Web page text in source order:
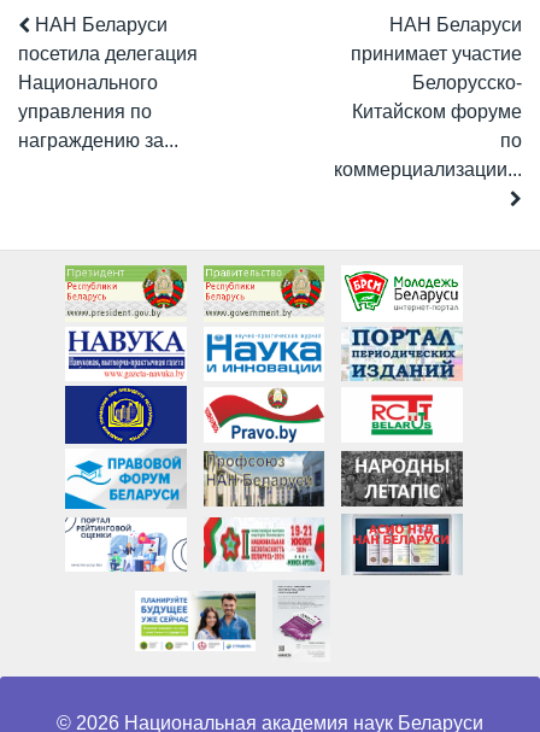
НАН Беларуси
посетила делегация
Национального
управления по
награждению за...
НАН Беларуси
принимает участие
Белорусско-
Китайском форуме
по
коммерциализации...
© 2026 Национальная академия наук Беларуси